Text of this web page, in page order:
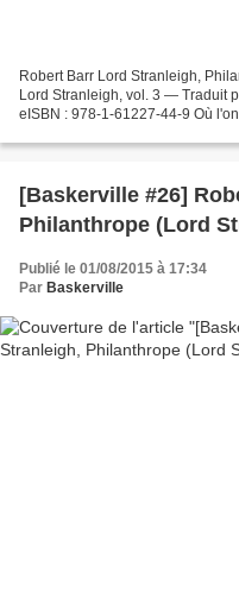
Robert Barr Lord Stranleigh,
Lord Stranleigh, vol. 3 — Traduit
eISBN : 978-1-61227-44-9 Où
[Baskerville #26]
Philanthrope (Lord
Publié le 01/08/2015 à 17:34
Par Baskerville